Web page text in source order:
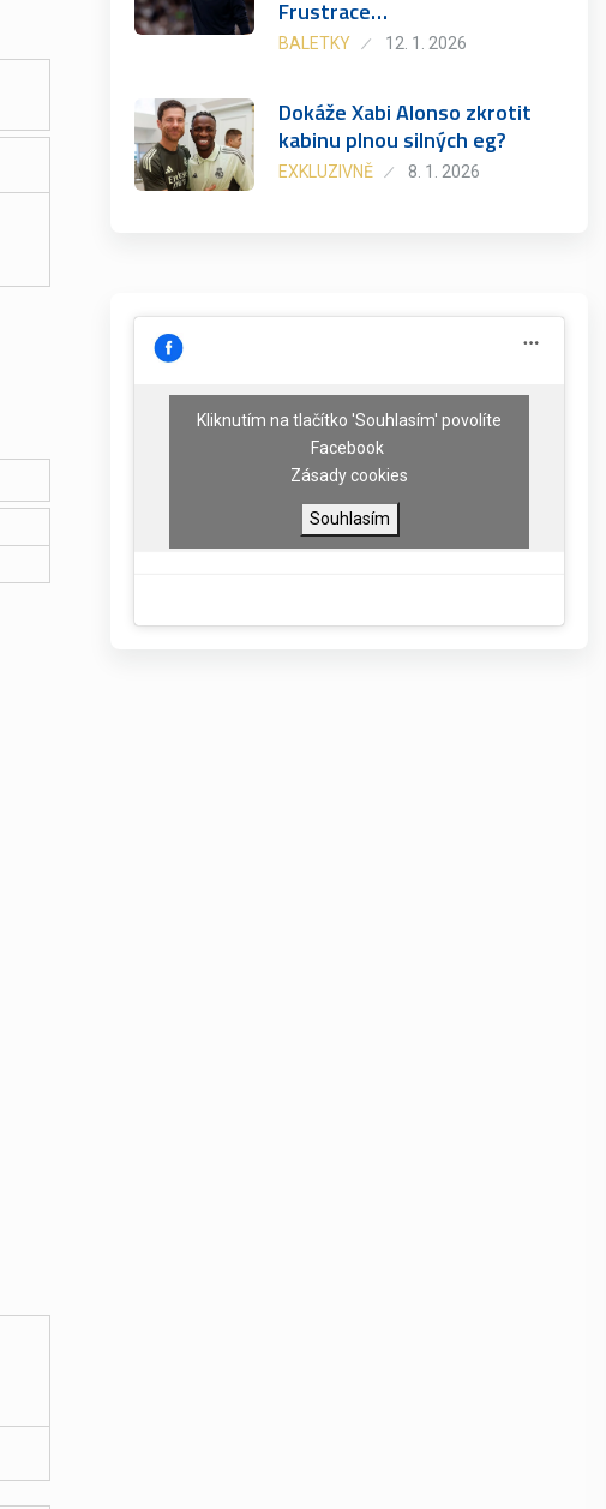
Frustrace…
BALETKY 12. 1. 2026
Dokáže Xabi Alonso zkrotit
kabinu plnou silných eg?
EXKLUZIVNĚ 8. 1. 2026
Kliknutím na tlačítko 'Souhlasím' povolíte
Facebook
Zásady cookies
Souhlasím